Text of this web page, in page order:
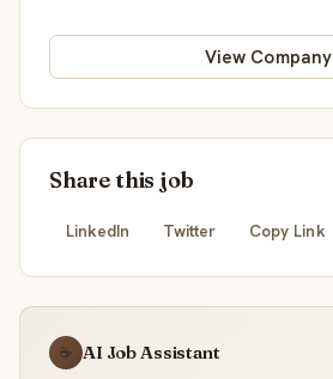
View Company
Share this job
LinkedIn Twitter Copy Link
☕ AI Job Assistant